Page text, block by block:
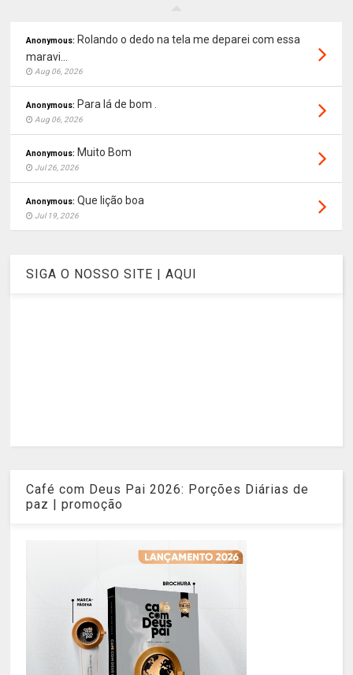
Anonymous: Rolando o dedo na tela me deparei com essa
maravi...
Aug 06, 2026
Anonymous: Para lá de bom .
Aug 06, 2026
Anonymous: Muito Bom
Jul 26, 2026
Anonymous: Que lição boa
Jul 19, 2026
SIGA O NOSSO SITE | AQUI
Café com Deus Pai 2026: Porções Diárias de
paz | promoção